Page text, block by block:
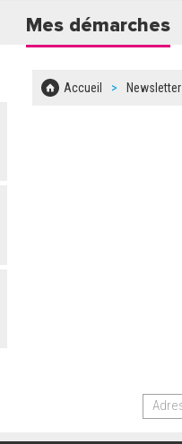
Mes démarches
Accueil Newsletter